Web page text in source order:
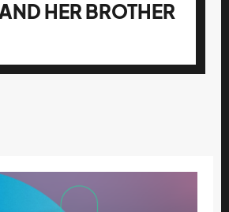
HER BROTHER